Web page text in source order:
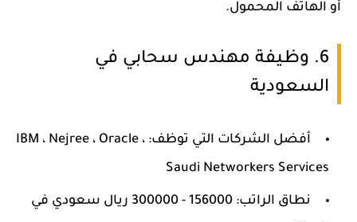
أو الهاتف المحمول.
6. وظيفة مهندس سحابي في
السعودية
أفضل الشركات التي توظف: IBM ، Nejree ، Oracle ،
Saudi Networkers Services
نطاق الراتب: 156000 - 300000 ريال سعودي في